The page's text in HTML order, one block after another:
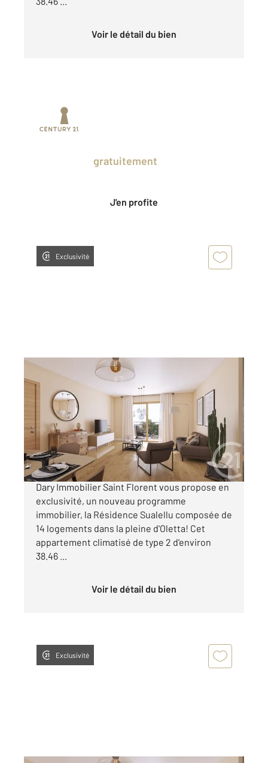
Voir le détail du bien
gratuitement
J'en profite
Exclusivité
38,46 m
, 2 pièces
Ref : 767
Appartement T2 à vendre
155 000 €
OFFRE DE LANCEMENT L'agence Century21
Dary Immobilier Saint Florent vous propose en
exclusivité, un nouveau programme
immobilier, la Résidence Sualellu composée de
14 logements dans la pleine d'Oletta! Cet
appartement climatisé de type 2 d'environ
38.46 ...
Voir le détail du bien
Exclusivité